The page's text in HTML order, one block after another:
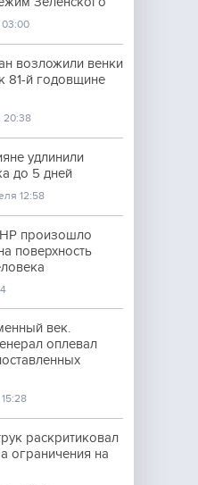
возложили венки
81-й годовщине
20:38
удлинили
до 5 дней
12:58
произошло
поверхность
век.
оплевал
раскритиковал
ограничения на